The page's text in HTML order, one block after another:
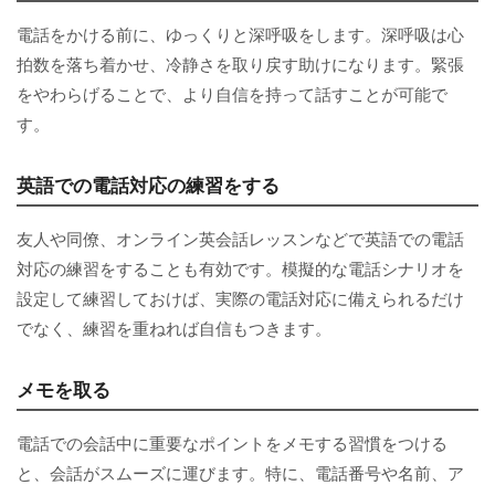
電話をかける前に、ゆっくりと深呼吸をします。深呼吸は心
拍数を落ち着かせ、冷静さを取り戻す助けになります。緊張
をやわらげることで、より自信を持って話すことが可能で
す。
英語での電話対応の練習をする
友人や同僚、オンライン英会話レッスンなどで英語での電話
対応の練習をすることも有効です。模擬的な電話シナリオを
設定して練習しておけば、実際の電話対応に備えられるだけ
でなく、練習を重ねれば自信もつきます。
メモを取る
電話での会話中に重要なポイントをメモする習慣をつける
と、会話がスムーズに運びます。特に、電話番号や名前、ア